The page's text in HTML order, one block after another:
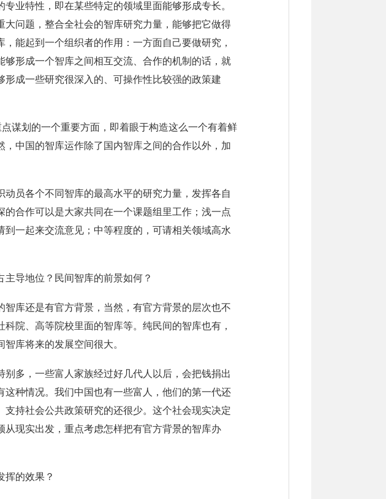
业特性，即在某些特定的领域里面能够形成专长。
问题，整合全社会的智库研究力量，能够把它做得
能起到一个组织者的作用：一方面自己要做研究，
形成一个智库之间相互交流、合作的机制的话，就
成一些研究很深入的、可操作性比较强的政策建
谋划的一个重要方面，即着眼于构造这么一个有着鲜
中国的智库运作除了国内智库之间的合作以外，加
员各个不同智库的最高水平的研究力量，发挥各自
合作可以是大家共同在一个课题组里工作；浅一点
一起来交流意见；中等程度的，可请相关领域高水
导地位？民间智库的前景如何？
库还是有官方背景，当然，有官方背景的层次也不
院、高等院校里面的智库等。纯民间的智库也有，
库将来的发展空间很大。
多，一些富人家族经过好几代人以后，会把钱捐出
种情况。我们中国也有一些富人，他们的第一代还
持社会公共政策研究的还很少。这个社会现实决定
现实出发，重点考虑怎样把有官方背景的智库办
挥的效果？